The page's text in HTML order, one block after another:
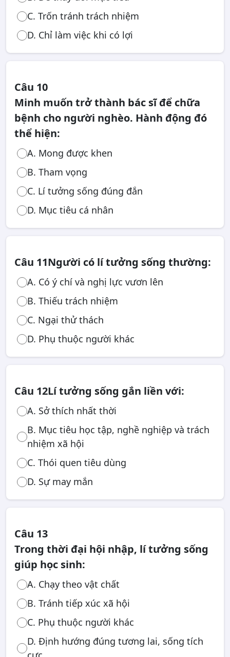
C. Trốn tránh trách nhiệm
D. Chỉ làm việc khi có lợi
Câu 10
Minh muốn trở thành bác sĩ để chữa
bệnh cho người nghèo. Hành động đó
thể hiện:
A. Mong được khen
B. Tham vọng
C. Lí tưởng sống đúng đắn
D. Mục tiêu cá nhân
Câu 11Người có lí tưởng sống thường:
A. Có ý chí và nghị lực vươn lên
B. Thiếu trách nhiệm
C. Ngại thử thách
D. Phụ thuộc người khác
Câu 12Lí tưởng sống gắn liền với:
A. Sở thích nhất thời
B. Mục tiêu học tập, nghề nghiệp và trách
nhiệm xã hội
C. Thói quen tiêu dùng
D. Sự may mắn
Câu 13
Trong thời đại hội nhập, lí tưởng sống
giúp học sinh:
A. Chạy theo vật chất
B. Tránh tiếp xúc xã hội
C. Phụ thuộc người khác
D. Định hướng đúng tương lai, sống tích